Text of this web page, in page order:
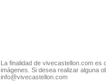
La finalidad de vivecastellon.com
imágenes. Si desea realizar alguna
info@vivecastellon.com